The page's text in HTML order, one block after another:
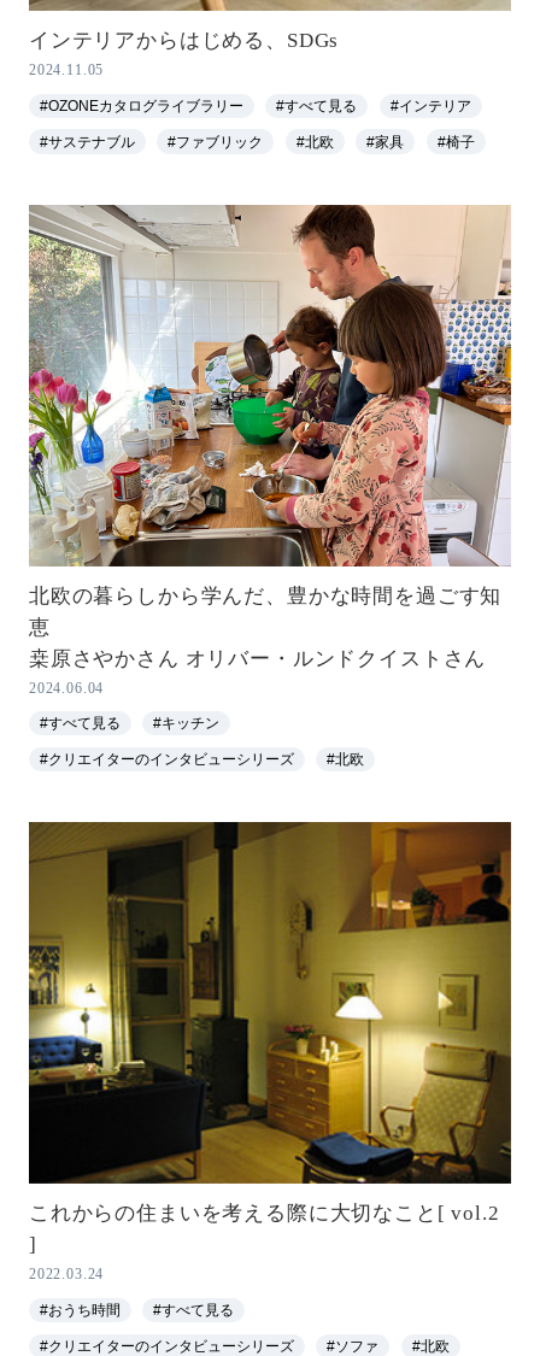
インテリアからはじめる、SDGs
2024.11.05
#OZONEカタログライブラリー #すべて見る #インテリア
#サステナブル #ファブリック #北欧 #家具 #椅子
北欧の暮らしから学んだ、豊かな時間を過ごす知
恵
桒原さやかさん オリバー・ルンドクイストさん
2024.06.04
#すべて見る #キッチン
#クリエイターのインタビューシリーズ #北欧
これからの住まいを考える際に大切なこと[ vol.2
]
2022.03.24
#おうち時間 #すべて見る
#クリエイターのインタビューシリーズ #ソファ #北欧